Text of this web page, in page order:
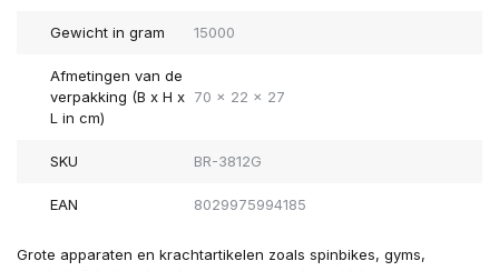
Gewicht in gram 15000
Afmetingen van de
verpakking (B x H x
L in cm)
70 x 22 x 27
SKU BR-3812G
EAN 8029975994185
Grote apparaten en krachtartikelen zoals spinbikes, gyms,